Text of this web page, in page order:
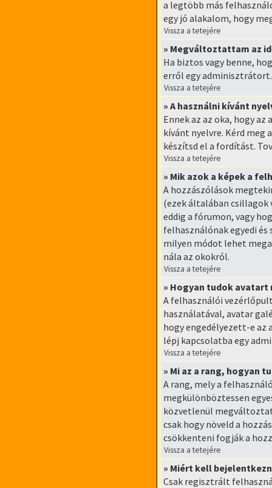
a legtöbb más
egy jó alakalom, hogy
Vissza a tetejére
» Megváltoztattam az
Ha biztos vagy benne,
erről egy adminisztrátort.
Vissza a tetejére
» A használni kívánt
Ennek az az oka, hogy
kívánt nyelvre. Kérd
készítsd el a fordítást.
Vissza a tetejére
» Mik azok a képek a
A hozzászólások
(ezek általában csillagok
eddig a fórumon, vagy
felhasználónak egyedi
milyen módot lehet
nála az okokról.
Vissza a tetejére
» Hogyan tudok
A felhasználói
használatával, avatar
hogy engedélyezett-e az
lépj kapcsolatba egy
Vissza a tetejére
» Mi az a rang, hogyan
A rang, mely a
megkülönböztessen
közvetlenül
csak hogy növeld a
csökkenteni fogják a
Vissza a tetejére
» Miért kell
Csak regisztrált